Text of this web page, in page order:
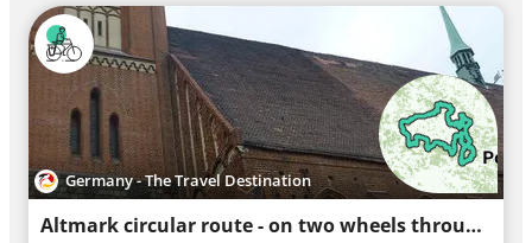
Germany - The Travel Destination
Altmark circular route - on two wheels through the Altmark